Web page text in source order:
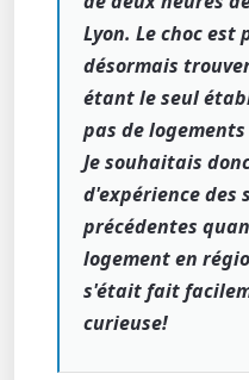
Lyon. Le choc est
désormais
étant le seul
pas de
Je souhaitais
d'expérience des
précédentes
logement en
s'était fait
curieuse!